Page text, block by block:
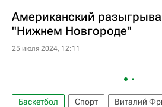
Американский
"Нижнем Новгороде"
25 июля 2024, 12:11
Баскетбол Спорт Виталий